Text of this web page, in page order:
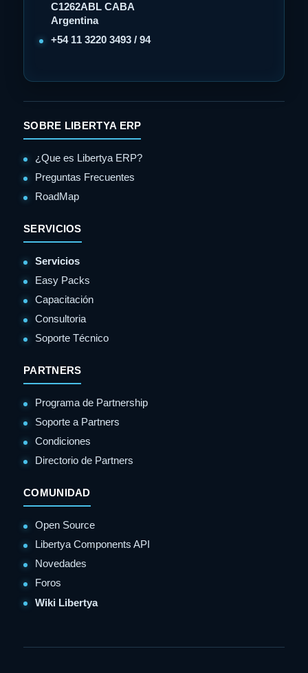
C1262ABL CABA
Argentina
+54 11 3220 3493 / 94
SOBRE LIBERTYA ERP
¿Que es Libertya ERP?
Preguntas Frecuentes
RoadMap
SERVICIOS
Servicios
Easy Packs
Capacitación
Consultoria
Soporte Técnico
PARTNERS
Programa de Partnership
Soporte a Partners
Condiciones
Directorio de Partners
COMUNIDAD
Open Source
Libertya Components API
Novedades
Foros
Wiki Libertya